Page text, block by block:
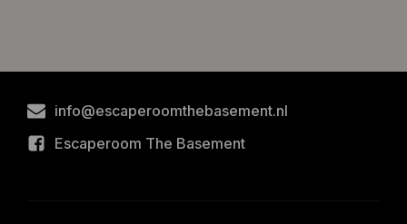
info@escaperoomthebasement.nl
Escaperoom The Basement